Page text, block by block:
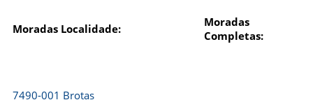
Moradas Localidade:
Moradas
Completas:
7490-001 Brotas